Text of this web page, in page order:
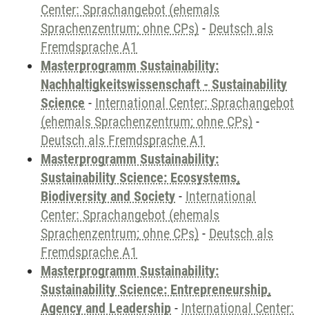
Center: Sprachangebot (ehemals
Sprachenzentrum; ohne CPs) - Deutsch als
Fremdsprache A1
Masterprogramm Sustainability:
Nachhaltigkeitswissenschaft - Sustainability
Science - International Center: Sprachangebot
(ehemals Sprachenzentrum; ohne CPs) -
Deutsch als Fremdsprache A1
Masterprogramm Sustainability:
Sustainability Science: Ecosystems,
Biodiversity and Society - International
Center: Sprachangebot (ehemals
Sprachenzentrum; ohne CPs) - Deutsch als
Fremdsprache A1
Masterprogramm Sustainability:
Sustainability Science: Entrepreneurship,
Agency and Leadership - International Center: